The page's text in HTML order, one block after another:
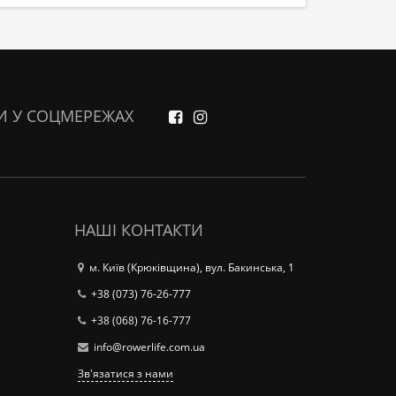
У СОЦМЕРЕЖАХ
НАШІ КОНТАКТИ
м. Київ (Крюківщина), вул. Бакинська, 1
+38 (073) 76-26-777
+38 (068) 76-16-777
info@rowerlife.com.ua
Зв'язатися з нами